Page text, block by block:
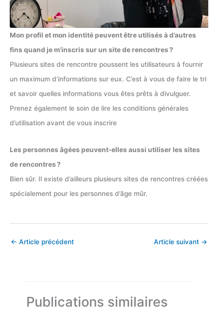
Mon profil et mon identité peuvent être utilisés à d’autres
fins quand je m’inscris sur un site de rencontres ?
Plusieurs sites de rencontre poussent les utilisateurs à fournir
un maximum d’informations sur eux. C’est à vous de faire le tri
et savoir quelles informations vous êtes prêts à divulguer.
Prenez également le soin de lire les conditions générales
d’utilisation avant de vous inscrire
Les personnes âgées peuvent-elles aussi utiliser les sites
de rencontres ?
Bien sûr. Il existe d’ailleurs plusieurs sites de rencontres créées
spécialement pour les personnes d’âge mûr.
← Article précédent Article suivant →
Publications similaires